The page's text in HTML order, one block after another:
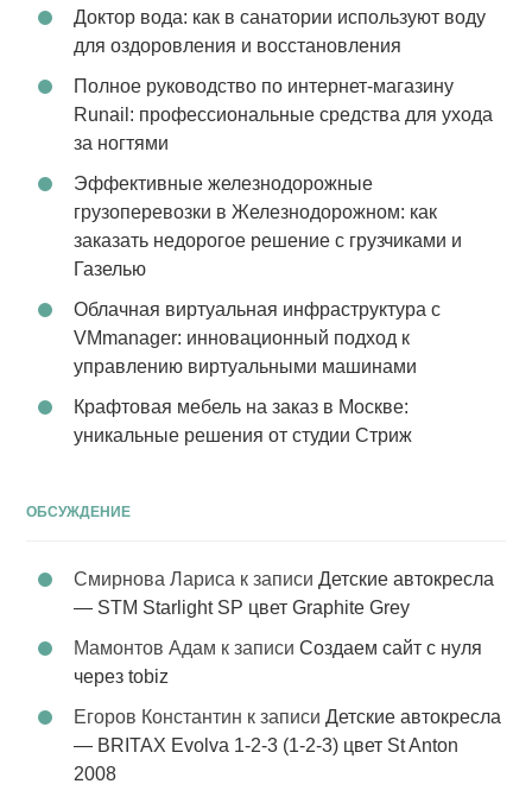
Доктор вода: как в санатории используют воду
для оздоровления и восстановления
Полное руководство по интернет-магазину
Runail: профессиональные средства для ухода
за ногтями
Эффективные железнодорожные
грузоперевозки в Железнодорожном: как
заказать недорогое решение с грузчиками и
Газелью
Облачная виртуальная инфраструктура с
VMmanager: инновационный подход к
управлению виртуальными машинами
Крафтовая мебель на заказ в Москве:
уникальные решения от студии Стриж
ОБСУЖДЕНИЕ
Смирнова Лариса к записиДетские автокресла
— STM Starlight SP цвет Graphite Grey
Мамонтов Адам к записиСоздаем сайт с нуля
через tobiz
Егоров Константин к записиДетские автокресла
— BRITAX Evolva 1-2-3 (1-2-3) цвет St Anton
2008